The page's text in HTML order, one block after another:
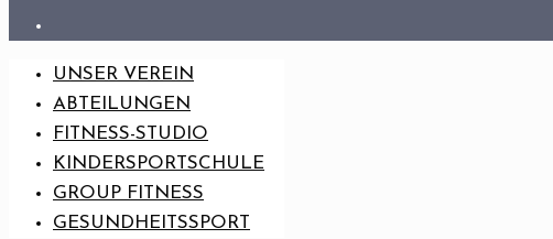
UNSER VEREIN
ABTEILUNGEN
FITNESS-STUDIO
KINDERSPORTSCHULE
GROUP FITNESS
GESUNDHEITSSPORT